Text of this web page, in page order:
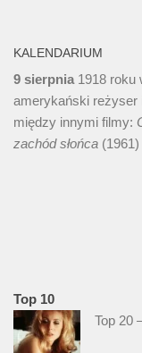
KALENDARIUM
9 sierpnia 1918 roku
amerykański reżyser
między innymi filmy:
zachód słońca
Top 10
Top 20